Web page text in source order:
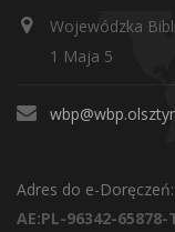
Wojewódzka
1 Maja 5
Adres do e-Doręczeń:
AE:PL-96342-65878-